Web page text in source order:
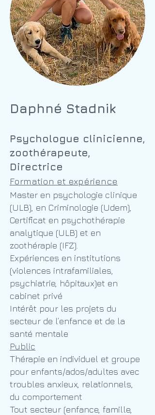
Daphné Stadnik
Psychologue clinicienne,
zoothérapeute,
Directrice
Formation et expérience
Master en psychologie clinique
(ULB), en Criminologie (Udem),
Certificat en psychothérapie
analytique (ULB) et en
zoothérapie (IFZ).
Expériences en institutions
(violences intrafamiliales,
psychiatrie, hôpitaux)et en
cabinet privé
Intérêt pour les projets du
secteur de l’enfance et de la
santé mentale
Public
Thérapie en individuel et groupe
pour enfants/ados/adultes avec
troubles anxieux, relationnels,
du comportement
Tout secteur (enfance, famille,